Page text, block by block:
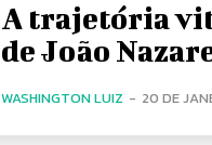
A trajetória
de João
WASHINGTON LUIZ - 20 DE